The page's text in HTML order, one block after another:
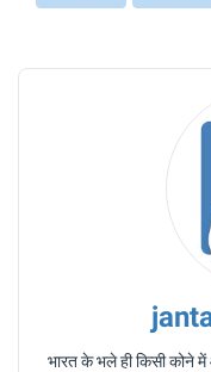
भारत के भले ही किसी कोने